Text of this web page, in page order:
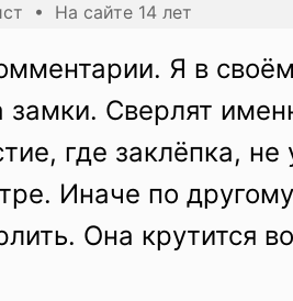
• На сайте 14 лет
Я в
замки. Сверлят
где заклёпка, не
Иначе по
Она крутится